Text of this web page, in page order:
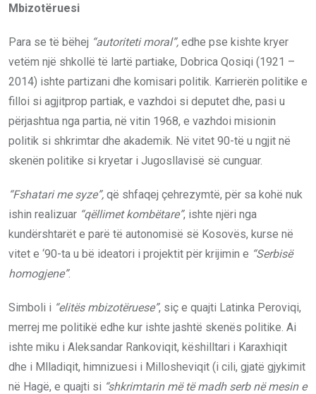
Mbizotëruesi
Para se të bëhej “autoriteti moral”, edhe pse kishte kryer
vetëm një shkollë të lartë partiake, Dobrica Qosiqi (1921 –
2014) ishte partizani dhe komisari politik. Karrierën politike e
filloi si agjitprop partiak, e vazhdoi si deputet dhe, pasi u
përjashtua nga partia, në vitin 1968, e vazhdoi misionin
politik si shkrimtar dhe akademik. Në vitet 90-të u ngjit në
skenën politike si kryetar i Jugosllavisë së cunguar.
“Fshatari me syze”, që shfaqej çehrezymtë, për sa kohë nuk
ishin realizuar “qëllimet kombëtare”, ishte njëri nga
kundërshtarët e parë të autonomisë së Kosovës, kurse në
vitet e ‘90-ta u bë ideatori i projektit për krijimin e “Serbisë
homogjene”.
Simboli i “elitës mbizotëruese”, siç e quajti Latinka Peroviqi,
merrej me politikë edhe kur ishte jashtë skenës politike. Ai
ishte miku i Aleksandar Rankoviqit, këshilltari i Karaxhiqit
dhe i Mlladiqit, himnizuesi i Millosheviqit (i cili, gjatë gjykimit
në Hagë, e quajti si “shkrimtarin më të madh serb në mesin e